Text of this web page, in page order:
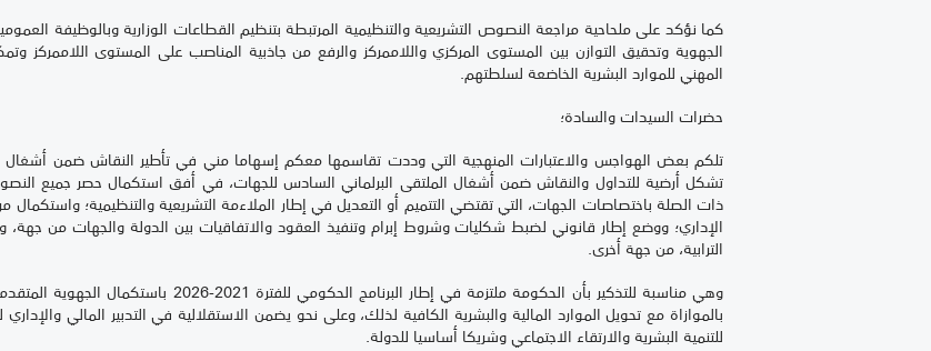
كما نؤكد على ملحاحية مراجعة النصوص التشريعية والتنظيمية المرتبطة بتنظيم القطاعات الوزارية وبالوظيفة
الجهوية وتحقيق التوازن بين المستوى المركزي واللاممركز والرفع من جاذبية المناصب على المستوى اللاممركز
المهني للموارد البشرية الخاضعة لسلطتهم.
حضرات السيدات والسادة؛
تلكم بعض الهواجس والاعتبارات المنهجية التي وددت تقاسمها معكم إسهاما مني في تأطير النقاش ضمن
تشكل أرضية للتداول والنقاش ضمن أشغال الملتقى البرلماني السادس للجهات، في أفق استكمال حصر جميع
ذات الصلة باختصاصات الجهات، التي تقتضي التتميم أو التعديل في إطار الملاءمة التشريعية والتنظيمية؛ واستكمال
الإداري؛ ووضع إطار قانوني لضبط شكليات وشروط إبرام وتنفيذ العقود والاتفاقيات بين الدولة والجهات من جهة،
الترابية، من جهة أخرى.
وهي مناسبة للتذكير بأن الحكومة ملتزمة في إطار
بالموازاة مع تحويل الموارد المالية والبشرية الكافية لذلك، وعلى نحو يضمن الاستقلالية في التدبير المالي
للتنمية البشرية والارتقاء الاجتماعي وشريكا أساسيا للدولة.